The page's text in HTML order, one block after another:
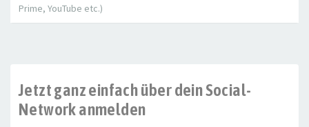
Prime, YouTube etc.)
Jetzt ganz einfach über dein Social-
Network anmelden